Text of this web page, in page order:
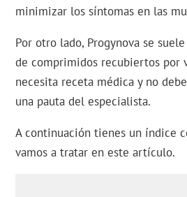
minimizar los síntomas en las
Por otro lado, Progynova se
de comprimidos recubiertos por
necesita receta médica y no
una pauta del especialista.
A continuación tienes un índice
vamos a tratar en este artículo.